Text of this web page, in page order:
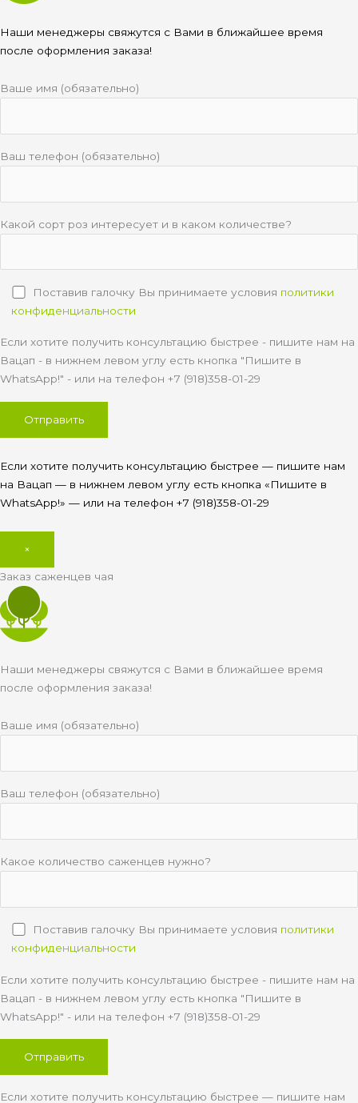
Наши менеджеры свяжутся с Вами в ближайшее время
после оформления заказа!
Ваше имя (обязательно)
Ваш телефон (обязательно)
Какой сорт роз интересует и в каком количестве?
Поставив галочку Вы принимаете условия политики
конфиденциальности
Если хотите получить консультацию быстрее - пишите нам на
Вацап - в нижнем левом углу есть кнопка "Пишите в
WhatsApp!" - или на телефон +7 (918)358-01-29
Если хотите получить консультацию быстрее — пишите нам
на Вацап — в нижнем левом углу есть кнопка «Пишите в
WhatsApp!» — или на телефон +7 (918)358-01-29
×
Заказ саженцев чая
Наши менеджеры свяжутся с Вами в ближайшее время
после оформления заказа!
Ваше имя (обязательно)
Ваш телефон (обязательно)
Какое количество саженцев нужно?
Поставив галочку Вы принимаете условия политики
конфиденциальности
Если хотите получить консультацию быстрее - пишите нам на
Вацап - в нижнем левом углу есть кнопка "Пишите в
WhatsApp!" - или на телефон +7 (918)358-01-29
Если хотите получить консультацию быстрее — пишите нам